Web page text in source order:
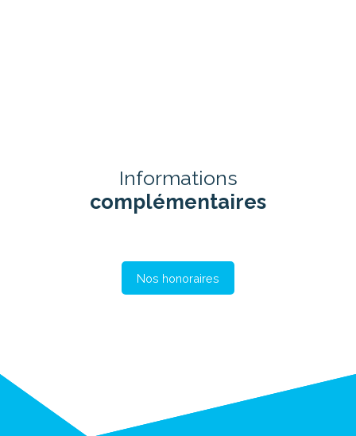
Informations
complémentaires
Nos honoraires